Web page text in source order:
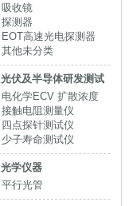
吸收镜
探测器
EOT高速光电探测器
其他未分类
光伏及半导体研发测试
电化学ECV 扩散浓度
接触电阻测量仪
四点探针测试仪
少子寿命测试仪
光学仪器
平行光管